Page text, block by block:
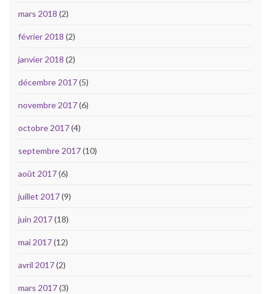
mars 2018 (2)
février 2018 (2)
janvier 2018 (2)
décembre 2017(5)
novembre 2017(6)
octobre 2017(4)
septembre 2017(10)
août 2017(6)
juillet 2017(9)
juin 2017(18)
mai 2017(12)
avril 2017(2)
mars 2017(3)